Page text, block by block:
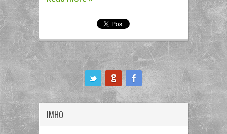
IMHO